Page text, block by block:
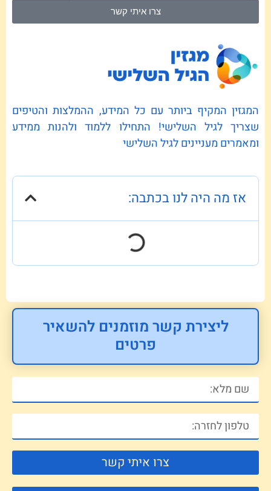
צרו איתי קשר
המגזין המקיף ביותר עם כל המידע, ההמלצות והטיפים
שצריך לגיל השלישי! התחילו ללמוד ולהנות ממידע
ומאמרים מעניינים לגיל השלישי
אז מה היה לנו בכתבה:
ליצירת קשר מוזמנים להשאיר
פרטים
צרו איתי קשר